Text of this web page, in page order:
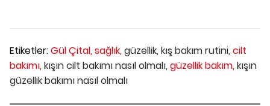
Etiketler:Gül Çital,sağlık,güzellik, kış bakım rutini, cilt
bakımı,kışın cilt bakımı nasıl olmalı, güzellik bakım,kışın
güzellik bakımı nasıl olmalı